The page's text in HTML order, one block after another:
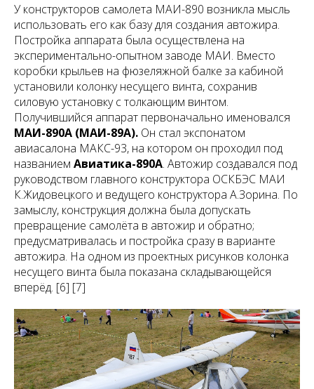
У конструкторов самолета МАИ-890 возникла мысль
использовать его как базу для создания автожира.
Постройка аппарата была осуществлена на
экспериментально-опытном заводе МАИ. Вместо
коробки крыльев на фюзеляжной балке за кабиной
установили колонку несущего винта, сохранив
силовую установку с толкающим винтом.
Получившийся аппарат первоначально именовался
МАИ-890А (МАИ-89А). Он стал экспонатом
авиасалона МАКС-93, на котором он проходил под
названием Авиатика-890А. Автожир создавался под
руководством главного конструктора ОСКБЭС МАИ
К.Жидовецкого и ведущего конструктора А.Зорина. По
замыслу, конструкция должна была допускать
превращение самолёта в автожир и обратно;
предусматривалась и постройка сразу в варианте
автожира. На одном из проектных рисунков колонка
несущего винта была показана складывающейся
вперёд. [6] [7]